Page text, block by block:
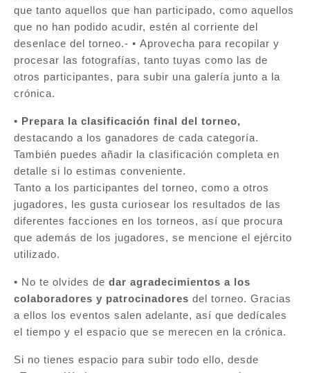
que tanto aquellos que han participado, como aquellos
que no han podido acudir, estén al corriente del
desenlace del torneo.- • Aprovecha para recopilar y
procesar las fotografías, tanto tuyas como las de
otros participantes, para subir una galería junto a la
crónica.
• Prepara la clasificación final del torneo,
destacando a los ganadores de cada categoría.
También puedes añadir la clasificación completa en
detalle si lo estimas conveniente.
Tanto a los participantes del torneo, como a otros
jugadores, les gusta curiosear los resultados de las
diferentes facciones en los torneos, así que procura
que además de los jugadores, se mencione el ejército
utilizado.
• No te olvides de dar agradecimientos a los
colaboradores y patrocinadores del torneo. Gracias
a ellos los eventos salen adelante, así que dedícales
el tiempo y el espacio que se merecen en la crónica.
Si no tienes espacio para subir todo ello, desde